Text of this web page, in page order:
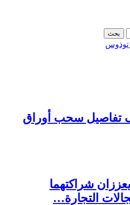
تفاصيل سحب أوراق
شراكتهما
التجارة…